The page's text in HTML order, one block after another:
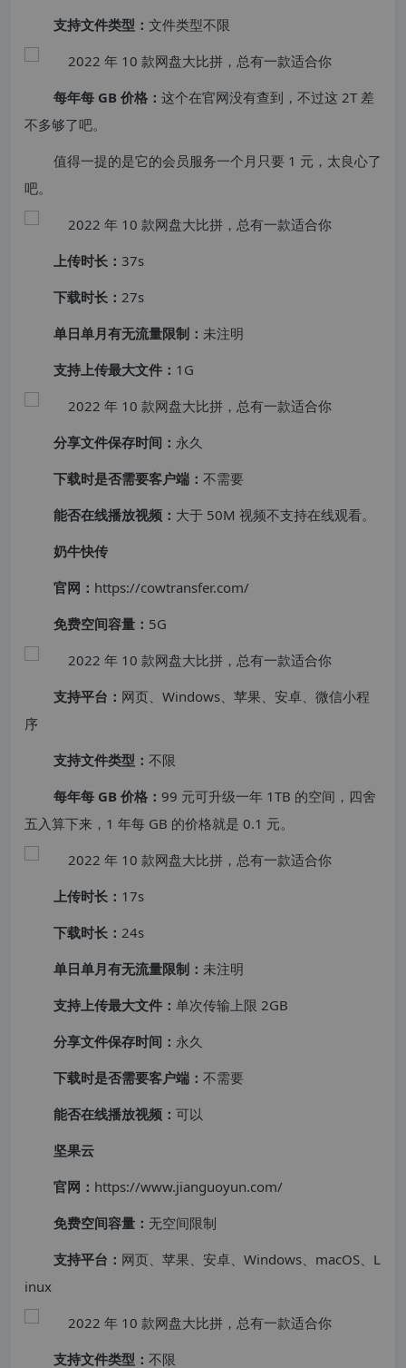
支持文件类型： 文件类型不限
每年每 GB 价格： 这个在官网没有查到，不过这 2T 差
不多够了吧。
值得一提的是它的会员服务一个月只要 1 元，太良心了
吧。
上传时长： 37s
下载时长： 27s
单日单月有无流量限制： 未注明
支持上传最大文件： 1G
分享文件保存时间： 永久
下载时是否需要客户端： 不需要
能否在线播放视频： 大于 50M 视频不支持在线观看。
奶牛快传
官网： https://cowtransfer.com/
免费空间容量： 5G
支持平台： 网页、Windows、苹果、安卓、微信小程
序
支持文件类型： 不限
每年每 GB 价格： 99 元可升级一年 1TB 的空间，四舍
五入算下来，1 年每 GB 的价格就是 0.1 元。
上传时长： 17s
下载时长： 24s
单日单月有无流量限制： 未注明
支持上传最大文件： 单次传输上限 2GB
分享文件保存时间： 永久
下载时是否需要客户端： 不需要
能否在线播放视频： 可以
坚果云
官网： https://www.jianguoyun.com/
免费空间容量： 无空间限制
支持平台： 网页、苹果、安卓、Windows、macOS、L
inux
支持文件类型： 不限